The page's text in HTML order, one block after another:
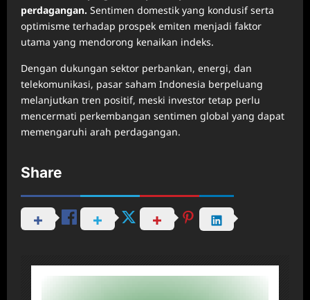
perdagangan. Sentimen domestik yang kondusif serta
optimisme terhadap prospek emiten menjadi faktor
utama yang mendorong kenaikan indeks.
Dengan dukungan sektor perbankan, energi, dan
telekomunikasi, pasar saham Indonesia berpeluang
melanjutkan tren positif, meski investor tetap perlu
mencermati perkembangan sentimen global yang dapat
memengaruhi arah perdagangan.
Share